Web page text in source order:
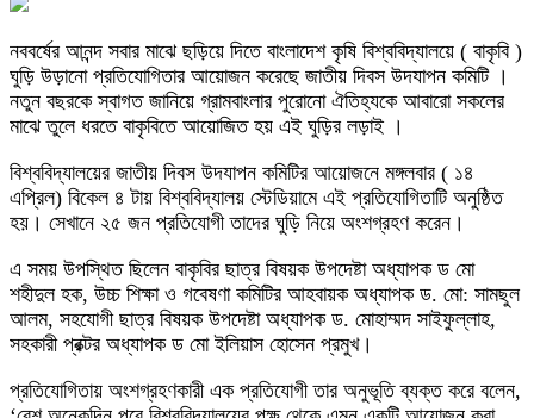
নববর্ষের আনন্দ সবার মাঝে ছড়িয়ে দিতে বাংলাদেশ কৃষি বিশ্ববিদ্যালয়ে ( বাকৃবি )
ঘুড়ি উড়ানো প্রতিযোগিতার আয়োজন করেছে জাতীয় দিবস উদযাপন কমিটি ।
নতুন বছরকে স্বাগত জানিয়ে গ্রামবাংলার পুরোনো ঐতিহ্যকে আবারো সকলের
মাঝে তুলে ধরতে বাকৃবিতে আয়োজিত হয় এই ঘুড়ির লড়াই ।
বিশ্ববিদ্যালয়ের জাতীয় দিবস উদযাপন কমিটির আয়োজনে মঙ্গলবার ( ১৪
এপ্রিল) বিকেল ৪ টায় বিশ্ববিদ্যালয় স্টেডিয়ামে এই প্রতিযোগিতাটি অনুষ্ঠিত
হয়। সেখানে ২৫ জন প্রতিযোগী তাদের ঘুড়ি নিয়ে অংশগ্রহণ করেন।
এ সময় উপস্থিত ছিলেন বাকৃবির ছাত্র বিষয়ক উপদেষ্টা অধ্যাপক ড মো
শহীদুল হক, উচ্চ শিক্ষা ও গবেষণা কমিটির আহবায়ক অধ্যাপক ড. মো: সামছুল
আলম, সহযোগী ছাত্র বিষয়ক উপদেষ্টা অধ্যাপক ড. মোহাম্মদ সাইফুল্লাহ,
সহকারী প্রক্টর অধ্যাপক ড মো ইলিয়াস হোসেন প্রমুখ।
প্রতিযোগিতায় অংশগ্রহণকারী এক প্রতিযোগী তার অনুভূতি ব্যক্ত করে বলেন,